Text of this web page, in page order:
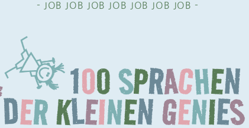
die allein oder gemeinsam mit anderen über die
- JOB JOB JOB JOB JOB JOB JOB -